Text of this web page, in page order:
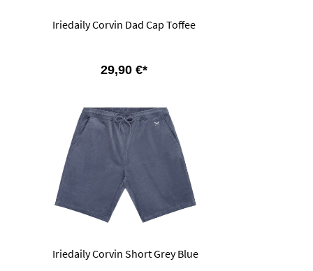
Iriedaily Corvin Dad Cap Toffee
29,90 €*
Iriedaily Corvin Short Grey Blue